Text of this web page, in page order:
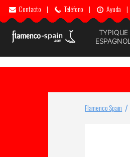
Contacto | Teléfono | Ayuda |
TYPIQUE
ESPAGNOL
Flamenco Spain